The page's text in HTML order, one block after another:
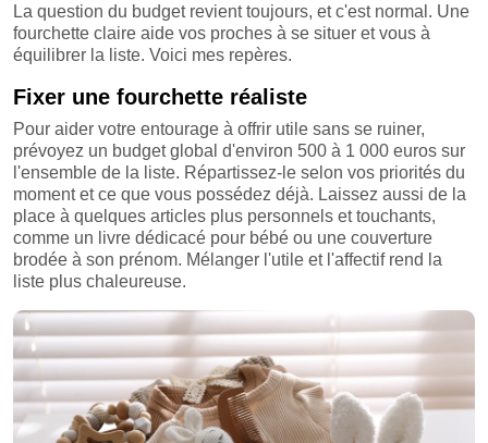
La question du budget revient toujours, et c'est normal. Une
fourchette claire aide vos proches à se situer et vous à
équilibrer la liste. Voici mes repères.
Fixer une fourchette réaliste
Pour aider votre entourage à offrir utile sans se ruiner,
prévoyez un budget global d'environ 500 à 1 000 euros sur
l'ensemble de la liste. Répartissez-le selon vos priorités du
moment et ce que vous possédez déjà. Laissez aussi de la
place à quelques articles plus personnels et touchants,
comme un livre dédicacé pour bébé ou une couverture
brodée à son prénom. Mélanger l'utile et l'affectif rend la
liste plus chaleureuse.